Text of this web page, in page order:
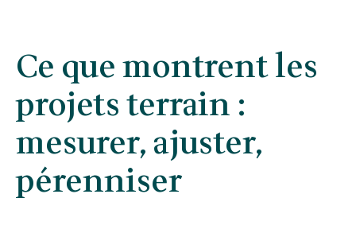
Ce que montrent les
projets terrain :
mesurer, ajuster,
pérenniser